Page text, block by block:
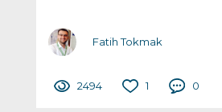
Fatih Tokmak
2494 1 0